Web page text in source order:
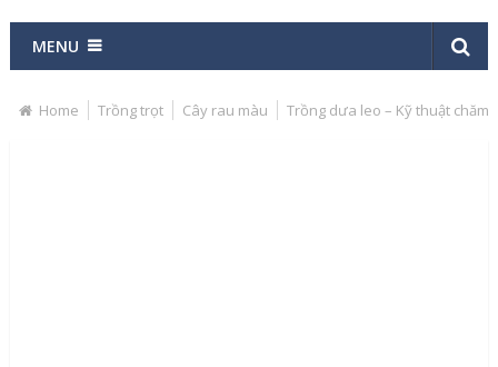
MENU
Home Trồng trọt Cây rau màu Trồng dưa leo – Kỹ thuật